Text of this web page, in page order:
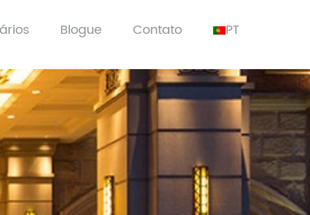
Luz de segurança LED
pátio
estádio
LED
Blogue Contato PT
EN
DE
RU
ES